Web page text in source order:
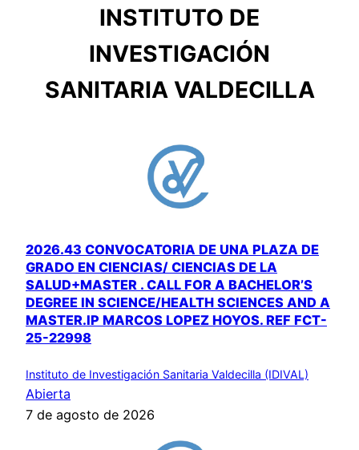
INSTITUTO DE
INVESTIGACIÓN
SANITARIA VALDECILLA
2026.43 CONVOCATORIA DE UNA PLAZA DE
GRADO EN CIENCIAS/ CIENCIAS DE LA
SALUD+MASTER . CALL FOR A BACHELOR’S
DEGREE IN SCIENCE/HEALTH SCIENCES AND A
MASTER.IP MARCOS LOPEZ HOYOS. REF FCT-
25-22998
Instituto de Investigación Sanitaria Valdecilla (IDIVAL)
Abierta
7 de agosto de 2026